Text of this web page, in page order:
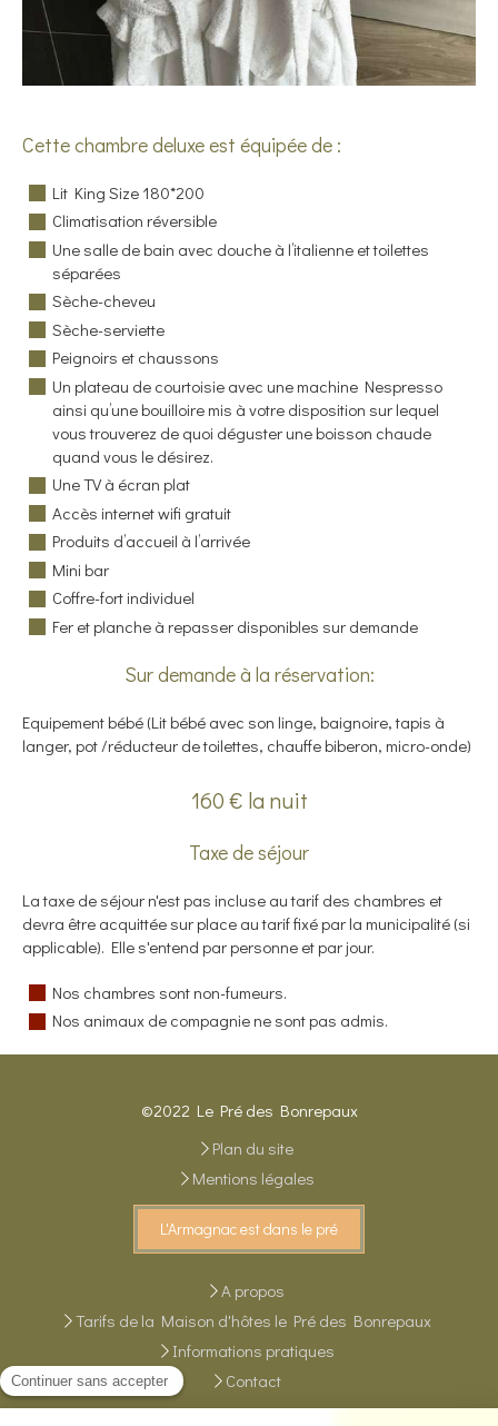
Cette chambre deluxe est équipée de :
Lit King Size 180*200
Climatisation réversible
Une salle de bain avec douche à l’italienne et toilettes
séparées
Sèche-cheveu
Sèche-serviette
Peignoirs et chaussons
Un plateau de courtoisie avec une machine Nespresso
ainsi qu’une bouilloire mis à votre disposition sur lequel
vous trouverez de quoi déguster une boisson chaude
quand vous le désirez.
Une TV à écran plat
Accès internet wifi gratuit
Produits d’accueil à l’arrivée
Mini bar
Coffre-fort individuel
Fer et planche à repasser disponibles sur demande
Sur demande à la réservation:
Equipement bébé (Lit bébé avec son linge, baignoire, tapis à
langer, pot /réducteur de toilettes, chauffe biberon, micro-onde)
160 € la nuit
Taxe de séjour
La taxe de séjour n'est pas incluse au tarif des chambres et
devra être acquittée sur place au tarif fixé par la municipalité (si
applicable). Elle s'entend par personne et par jour.
Nos chambres sont non-fumeurs.
Nos animaux de compagnie ne sont pas admis.
©2022 Le Pré des Bonrepaux
Plan du site
Mentions légales
L'Armagnac est dans le pré
A propos
Tarifs de la Maison d'hôtes le Pré des Bonrepaux
Informations pratiques
Contact